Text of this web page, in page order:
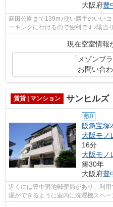
大阪府豊
麻田公園まで139m♪使い勝手のいい
ーキングに行けるので便利です♪陽当
です♪アサヒ不動産相談室へのご連絡
現在空室情報
「メゾンブ
お問い合
賃貸 | マンション サンヒルズ
敷0
阪急宝塚
大阪モノ
16分
大阪モノ
築30年
大阪府豊
近くには豊中螢池郵便局があり、利
濯ができるように室内に洗濯機スペ